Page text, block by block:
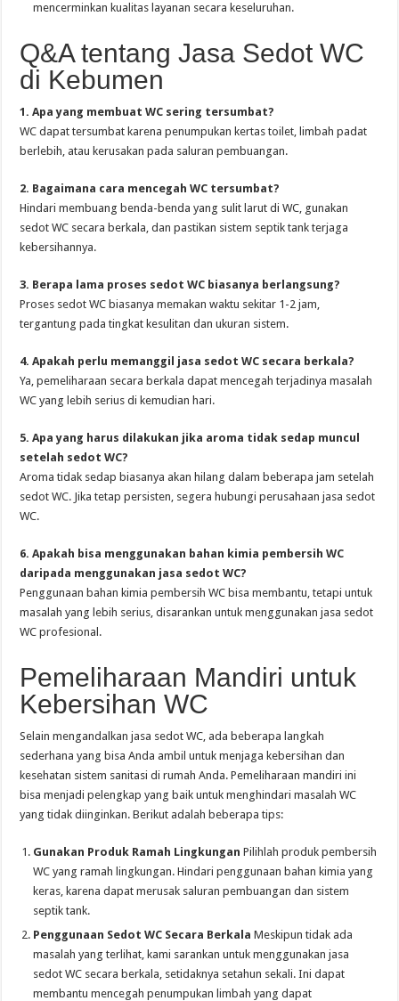
mencerminkan kualitas layanan secara keseluruhan.
Q&A tentang Jasa Sedot WC
di Kebumen
1. Apa yang membuat WC sering tersumbat?
WC dapat tersumbat karena penumpukan kertas toilet, limbah padat
berlebih, atau kerusakan pada saluran pembuangan.
2. Bagaimana cara mencegah WC tersumbat?
Hindari membuang benda-benda yang sulit larut di WC, gunakan
sedot WC secara berkala, dan pastikan sistem septik tank terjaga
kebersihannya.
3. Berapa lama proses sedot WC biasanya berlangsung?
Proses sedot WC biasanya memakan waktu sekitar 1-2 jam,
tergantung pada tingkat kesulitan dan ukuran sistem.
4. Apakah perlu memanggil jasa sedot WC secara berkala?
Ya, pemeliharaan secara berkala dapat mencegah terjadinya masalah
WC yang lebih serius di kemudian hari.
5. Apa yang harus dilakukan jika aroma tidak sedap muncul
setelah sedot WC?
Aroma tidak sedap biasanya akan hilang dalam beberapa jam setelah
sedot WC. Jika tetap persisten, segera hubungi perusahaan jasa sedot
WC.
6. Apakah bisa menggunakan bahan kimia pembersih WC
daripada menggunakan jasa sedot WC?
Penggunaan bahan kimia pembersih WC bisa membantu, tetapi untuk
masalah yang lebih serius, disarankan untuk menggunakan jasa sedot
WC profesional.
Pemeliharaan Mandiri untuk
Kebersihan WC
Selain mengandalkan jasa sedot WC, ada beberapa langkah
sederhana yang bisa Anda ambil untuk menjaga kebersihan dan
kesehatan sistem sanitasi di rumah Anda. Pemeliharaan mandiri ini
bisa menjadi pelengkap yang baik untuk menghindari masalah WC
yang tidak diinginkan. Berikut adalah beberapa tips:
Gunakan Produk Ramah Lingkungan Pilihlah produk pembersih
WC yang ramah lingkungan. Hindari penggunaan bahan kimia yang
keras, karena dapat merusak saluran pembuangan dan sistem
septik tank.
Penggunaan Sedot WC Secara Berkala Meskipun tidak ada
masalah yang terlihat, kami sarankan untuk menggunakan jasa
sedot WC secara berkala, setidaknya setahun sekali. Ini dapat
membantu mencegah penumpukan limbah yang dapat